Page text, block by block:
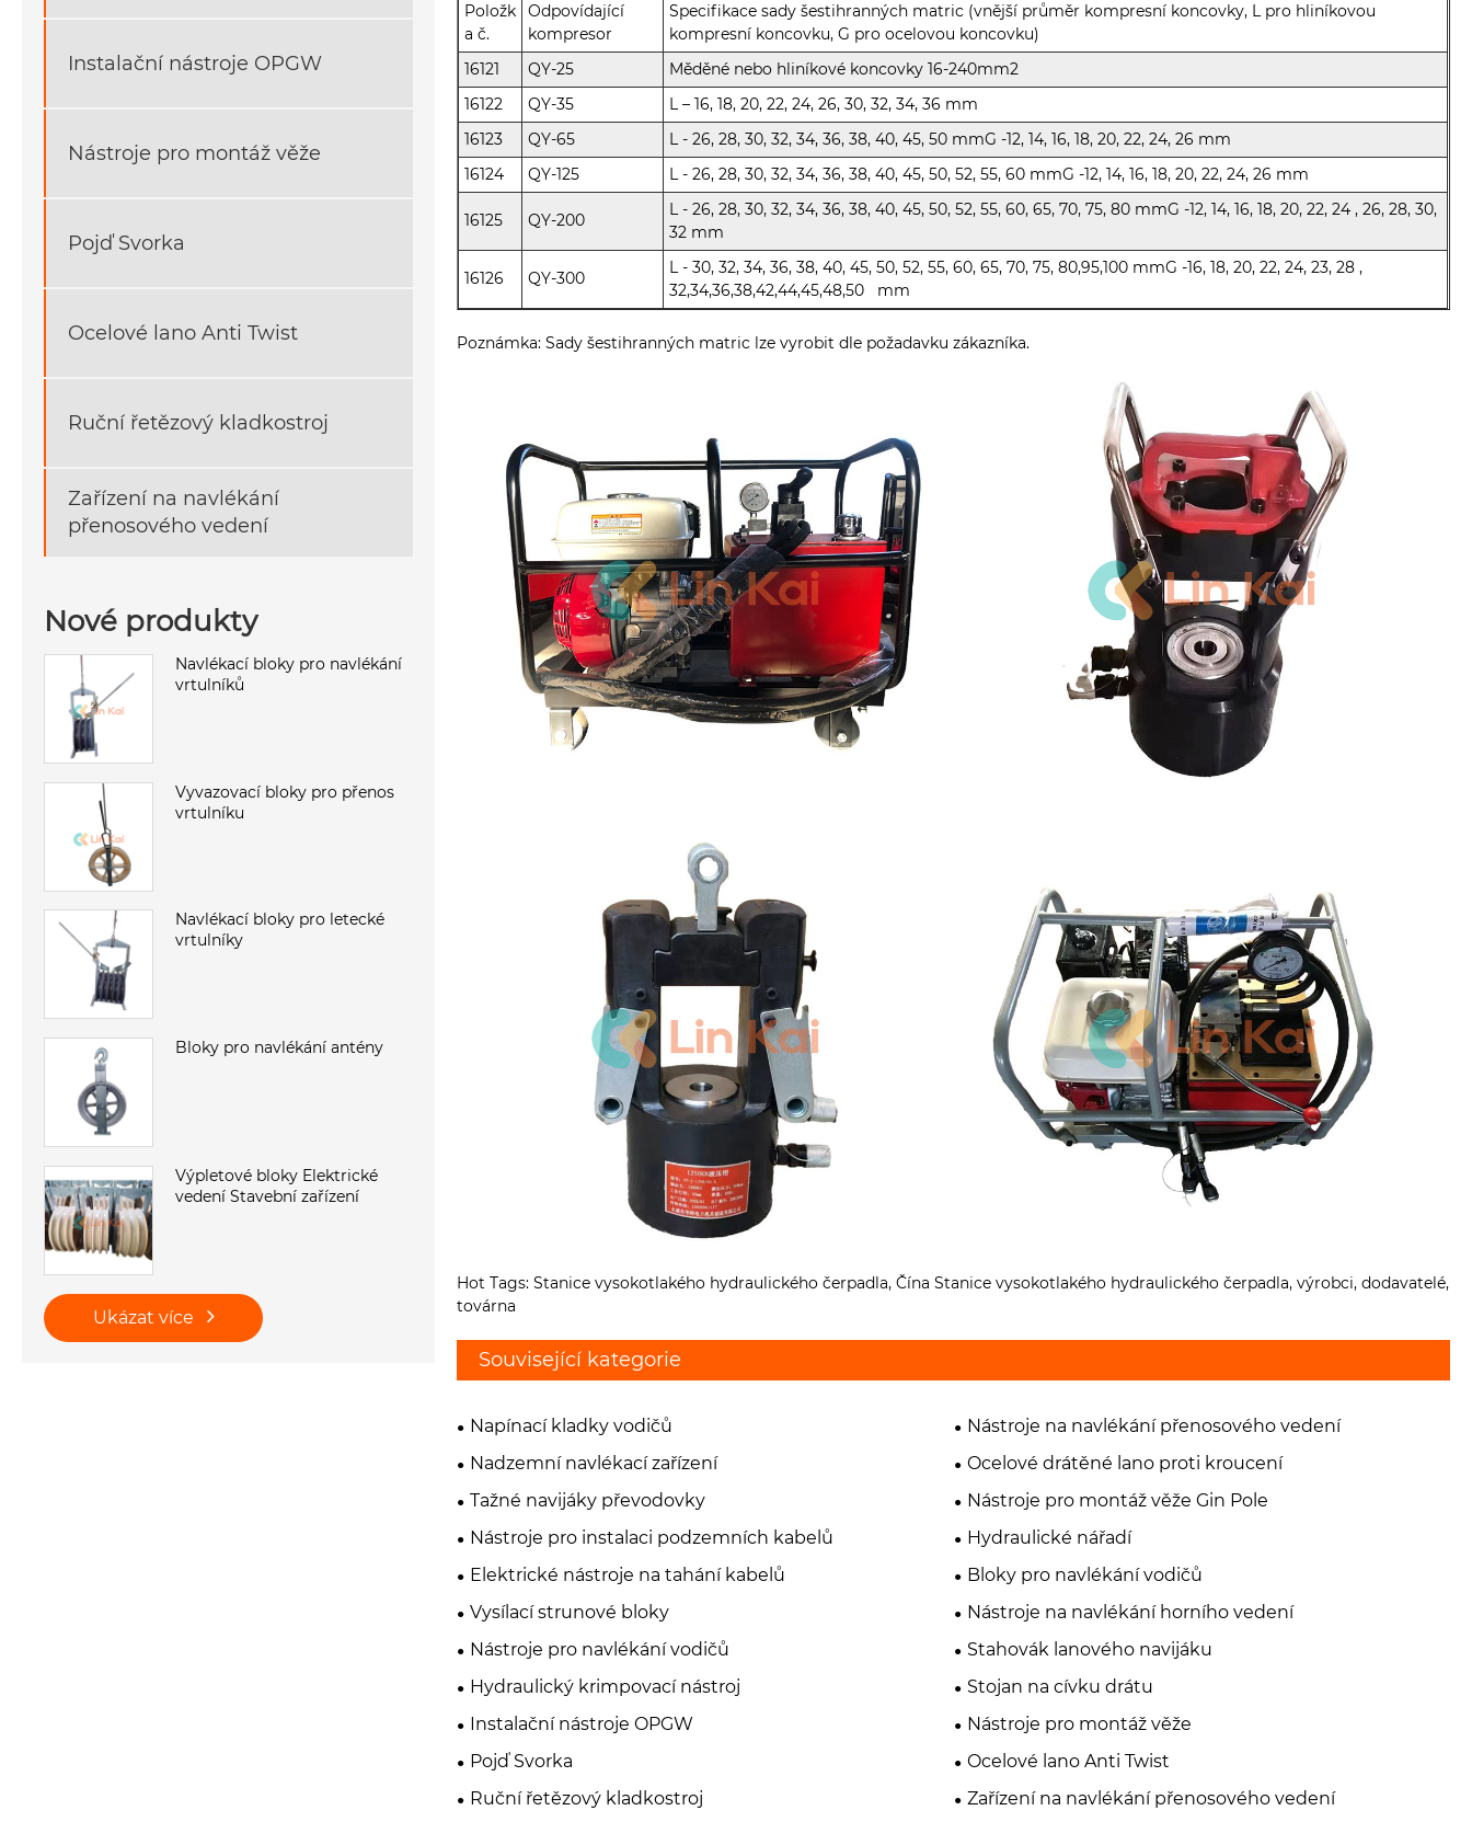
Instalační nástroje OPGW
Nástroje pro montáž věže
Pojď Svorka
Ocelové lano Anti Twist
Ruční řetězový kladkostroj
Zařízení na navlékání
přenosového vedení
Nové produkty
Navlékací bloky pro navlékání
vrtulníků
Vyvazovací bloky pro přenos
vrtulníku
Navlékací bloky pro letecké
vrtulníky
Bloky pro navlékání antény
Výpletové bloky Elektrické
vedení Stavební zařízení
Ukázat více
Položk
a č.
Odpovídající
kompresor
Specifikace sady šestihranných matric (vnější průměr kompresní koncovky, L pro hliníkovou
kompresní koncovku, G pro ocelovou koncovku)
16121
QY-25
Měděné nebo hliníkové koncovky 16-240mm2
16122
QY-35
L – 16, 18, 20, 22, 24, 26, 30, 32, 34, 36 mm
16123
QY-65
L - 26, 28, 30, 32, 34, 36, 38, 40, 45, 50 mmG -12, 14, 16, 18, 20, 22, 24, 26 mm
16124
QY-125 L - 26, 28, 30, 32, 34, 36, 38, 40, 45, 50, 52, 55, 60 mmG -12, 14, 16, 18, 20, 22, 24, 26 mm
16125 QY-200
L - 26, 28, 30, 32, 34, 36, 38, 40, 45, 50, 52, 55, 60, 65, 70, 75, 80 mmG -12, 14, 16, 18, 20, 22, 24 , 26, 28, 30,
32 mm
16126 QY-300
L - 30, 32, 34, 36, 38, 40, 45, 50, 52, 55, 60, 65, 70, 75, 80,95,100 mmG -16, 18, 20, 22, 24, 23, 28 ,
32,34,36,38,42,44,45,48,50 mm
Poznámka: Sady šestihranných matric lze vyrobit dle požadavku zákazníka.
Hot Tags: Stanice vysokotlakého hydraulického čerpadla, Čína Stanice vysokotlakého hydraulického čerpadla, výrobci, dodavatelé,
továrna
Související kategorie
Napínací kladky vodičů
Nástroje na navlékání přenosového vedení
Nadzemní navlékací zařízení
Ocelové drátěné lano proti kroucení
Tažné navijáky převodovky
Nástroje pro montáž věže Gin Pole
Nástroje pro instalaci podzemních kabelů
Hydraulické nářadí
Elektrické nástroje na tahání kabelů
Bloky pro navlékání vodičů
Vysílací strunové bloky
Nástroje na navlékání horního vedení
Nástroje pro navlékání vodičů
Stahovák lanového navijáku
Hydraulický krimpovací nástroj
Stojan na cívku drátu
Instalační nástroje OPGW
Nástroje pro montáž věže
Pojď Svorka
Ocelové lano Anti Twist
Ruční řetězový kladkostroj
Zařízení na navlékání přenosového vedení